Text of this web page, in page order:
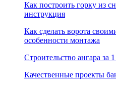
Как построить горку из
инструкция
Как сделать ворота
особенности монтажа
Строительство ангара за
Качественные проекты